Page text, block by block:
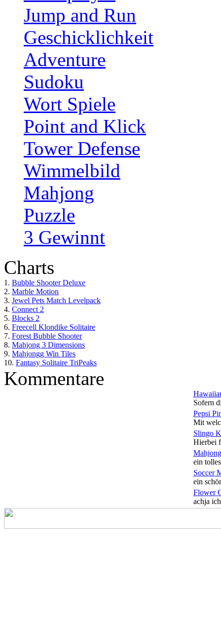
Jump and Run
Geschicklichkeit
Adventure
Sudoku
Wort Spiele
Point and Klick
Tower Defense
Wimmelbild
Mahjong
Puzzle
3 Gewinnt
Charts
1. Bubble Shooter Deluxe
2. Marble Motion
3. Jewel Pets Match Levelpack
4. Connect 2
5. Blocks 2
6. Freecell Klondike Solitaire
7. Forest Bubble Shooter
8. Mahjong 3 Dimensions
9. Mahjongg Win Tiles
10. Fantasy Solitaire TriPeaks
Kommentare
Sofern
Pepsi
Mit
Slingo
Hierbei
ein
Soccer
ein
Flower
achja